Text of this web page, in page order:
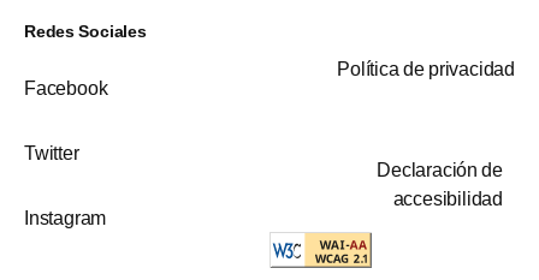
Redes Sociales
Facebook
Twitter
Instagram
Política de privacidad
Declaración de
accesibilidad